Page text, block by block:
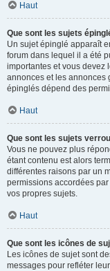
Haut
Que sont les sujets
Un sujet épinglé apparaît
forum dans lequel il a été
importantes et vous devez
annonces et les annonces
épinglés dépend des
Haut
Que sont les sujets
Vous ne pouvez plus
étant contenu est alors
différentes raisons par un
permissions accordées
vos propres sujets.
Haut
Que sont les icônes de
Les icônes de sujet sont
messages pour refléter